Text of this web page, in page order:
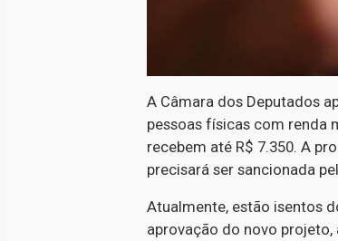
A Câmara dos Deputados
pessoas físicas com renda
recebem até R$ 7.350. A
precisará ser sancionada
Atualmente, estão isentos
aprovação do novo projeto,